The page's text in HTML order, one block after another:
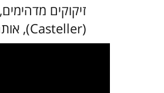
זיקוקים
(Casteller), אותם תוכלו לראות בסרטון הבא: